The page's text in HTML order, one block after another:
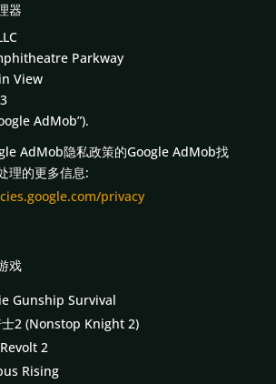
器
Parkway
View
AdMob”).
AdMob隐私政策的Google AdMob找
理的更多信息:
privacy
戏
Gunship Survival
士2 (Nonstop Knight 2)
2
Rising